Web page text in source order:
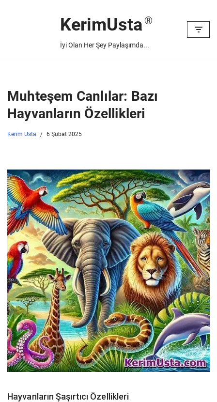
KerimUsta
İyi Olan Her Şey Paylaşımda...
Muhteşem Canlılar: Bazı
Hayvanların Özellikleri
Kerim Usta 6 Şubat 2025
Hayvanların Şaşırtıcı Özellikleri